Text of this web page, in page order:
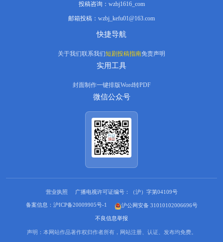
投稿咨询： wzbj1616_com
邮箱投稿： wzbj_kefu01@163.com
快捷导航
关于我们联系我们短剧投稿指南免责声明
实用工具
封面制作一键排版Word转PDF
微信公众号
营业执照 广播电视许可证编号：（沪）字第04109号
备案信息：沪ICP备20009905号-1 沪公网安备 31010102006696号
不良信息举报
声明：本网站作品著作权归作者所有，网站注册、认证、发布均免费。